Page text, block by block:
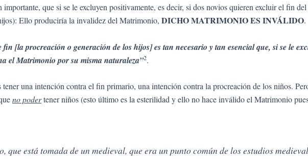
que si se le excluyen positivamente, es decir, si dos novios quieren excluir el fin
Ello produciría la invalidez del Matrimonio, DICHO MATRIMONIO ES INVÁLIDO.
fin [la procreación o generación de los hijos] es tan necesario y tan esencial que, si se le
el Matrimonio por su misma naturaleza”2.
una intención contra el fin primario, una intención contra la procreación de los niños.
no podertener niños (esto último es la esterilidad y ello no hace inválido el Matrimonio
está tomada de un medieval, que era un punto común de los estudios